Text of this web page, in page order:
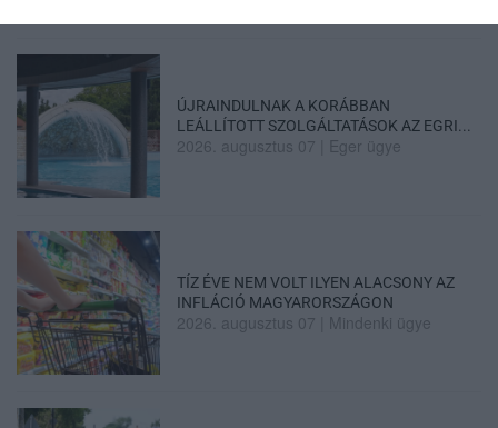
ÚJRAINDULNAK A KORÁBBAN
LEÁLLÍTOTT SZOLGÁLTATÁSOK AZ EGRI...
2026. augusztus 07 Eger ügye
TÍZ ÉVE NEM VOLT ILYEN ALACSONY AZ
INFLÁCIÓ MAGYARORSZÁGON
2026. augusztus 07 Mindenki ügye